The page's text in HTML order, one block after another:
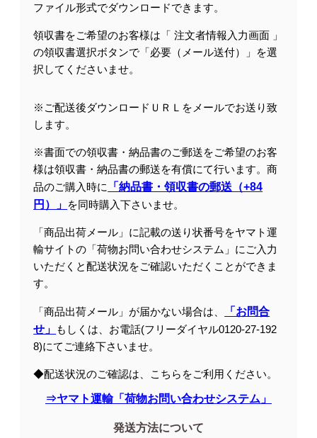
ファイル形式でダウンロードできます。
領収書をご希望のお客様は「 注文者情報入力画面 」
の領収書選択ボタンで「必要（メール送付）」を選
択してくださいませ。
※ご配送後ダウンロードＵＲＬをメールでお送り致
します。
※書面での領収書・納品書のご郵送をご希望のお客
様は領収書・納品書の郵送を有償にて行います。商
品のご購入時に
「納品書・領収書の郵送（+84
円）」 を同時購入下さいませ。
「商品出荷メール」に記載の送り状番号をヤマト運
輸サイトの「荷物お問い合わせシステム」にご入力
いただくと配送状況をご確認いただくことができま
す。
「商品出荷メール」が届かない場合は、
「お問合
せ」 もしくは、お電話(フリーダイヤル0120-27-192
8)にてご連絡下さいませ。
◆配送状況のご確認は、こちらをご利用ください。
⇒ヤマト運輸「荷物お問い合わせシステム」
発送方法について